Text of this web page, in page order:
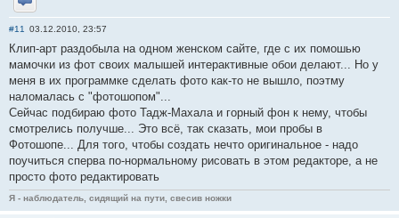
Отправить личное сообщение
#11 03.12.2010, 23:57
Клип-арт раздобыла на одном женском сайте, где с их помошью
мамочки из фот своих малышей интерактивные обои делают... Но у
меня в их программке сделать фото как-то не вышло, поэтму
наломалась с "фотошопом"...
Сейчас подбираю фото Тадж-Махала и горный фон к нему, чтобы
смотрелись получше... Это всё, так сказать, мои пробы в
Фотошопе... Для того, чтобы создать нечто оригинальное - надо
поучиться сперва по-нормальному рисовать в этом редакторе, а не
просто фото редактировать
Я - наблюдатель, сидящий на пути, свесив ножки